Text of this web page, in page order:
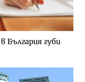
България губи